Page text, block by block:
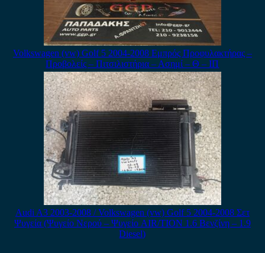
Volkswagen (vw) Golf 5 2004-2008 Εμπρός Προφυλακτήρας –
Προβολείς – Πιτσιλιστήρια – Ασημί – Θ – ΙΠ
Audi A3 2003-2008 / Volkswagen (vw) Golf 5 2004-2008 Σετ
Ψυγεία (Ψυγείο Νερού – Ψυγείο AIR/TION 1.6 Βενζίνη – 1.9
Diesel)